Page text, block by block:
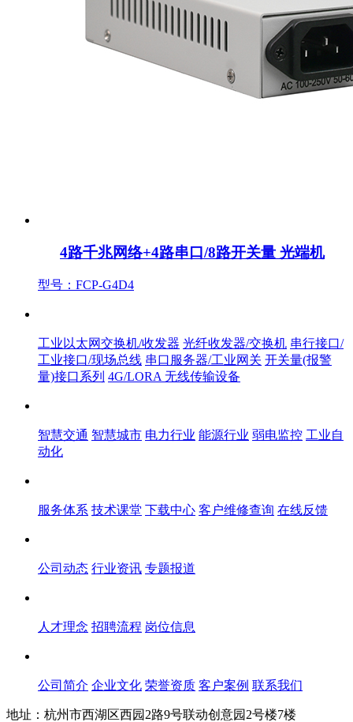
4路千兆网络+4路串口/8路开关量 光端机
型号：FCP-G4D4
工业以太网交换机/收发器 光纤收发器/交换机 串行接口/
工业接口/现场总线 串口服务器/工业网关 开关量(报警
量)接口系列 4G/LORA 无线传输设备
智慧交通 智慧城市 电力行业 能源行业 弱电监控 工业自
动化
服务体系 技术课堂 下载中心 客户维修查询 在线反馈
公司动态 行业资讯 专题报道
人才理念 招聘流程 岗位信息
公司简介 企业文化 荣誉资质 客户案例 联系我们
地址：杭州市西湖区西园2路9号联动创意园2号楼7楼